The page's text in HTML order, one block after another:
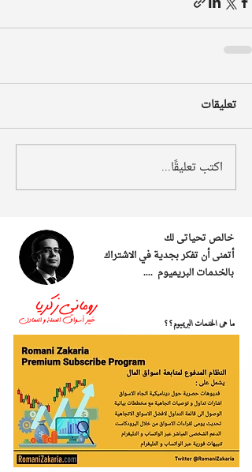
تعليقات
اكتب تعليقًا...
خالص تحياتى لك
أتمنى أن تفكر بجدية في الاشتراك
بالخدمات البريميوم ....
ما هى الخدمات البريميوم؟؟